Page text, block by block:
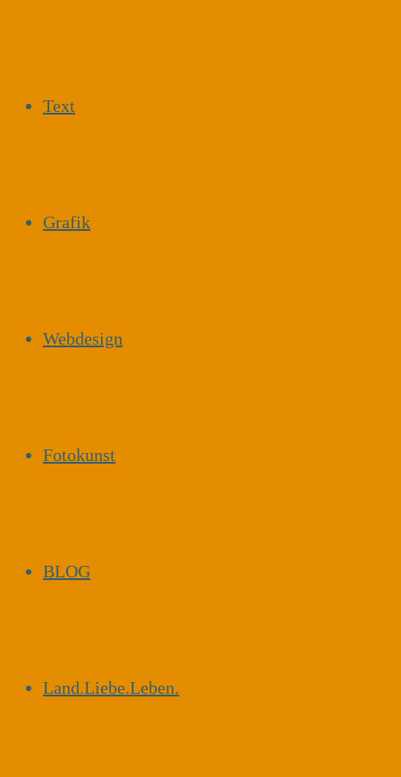
Text
Grafik
Webdesign
Fotokunst
BLOG
Land.Liebe.Leben.